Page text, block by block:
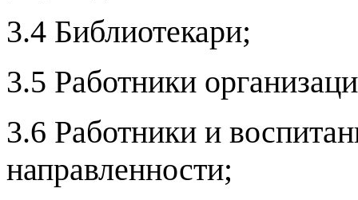
3.4 Библиотекари;
3.5 Работники
3.6 Работники и
направленности;